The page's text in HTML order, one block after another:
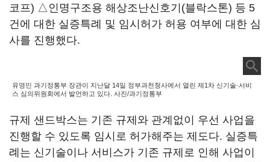
코프) △인명구조용 해상조난신호기(블락스톤) 등 5
건에 대한 실증특례 및 임시허가 허용 여부에 대한 심
사를 진행했다.
유영민 과기정통부 장관이 지난달 14일 정부과천청사에서 열린 제1차 신기술·서비
스 심의위원회에서 발언하고 있다. 사진/과기정통부
규제 샌드박스는 기존 규제와 관계없이 우선 사업을
진행할 수 있도록 임시로 허가해주는 제도다. 실증특
례는 신기술이나 서비스가 기존 규제로 인해 사업이